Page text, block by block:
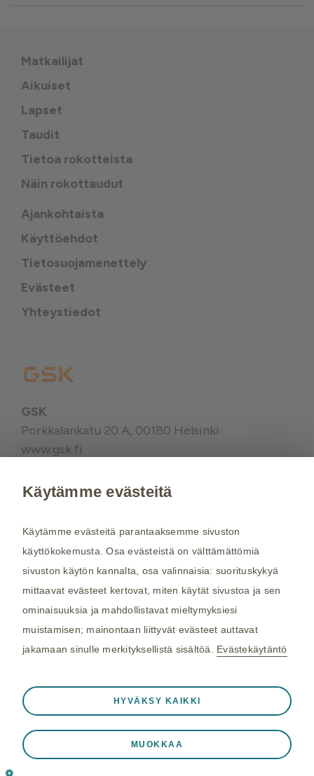
Matkailijat
Aikuiset
Lapset
Taudit
Tietoa rokotteista
Näin rokottaudut
Ajankohtaista
Käyttöehdot
Tietosuojamenettely
Evästeet
Yhteystiedot
GSK
Porkkalankatu 20 A, 00180 Helsinki
www.gsk.fi
ammattilaiselta. Rokotussuositukset perustuvat
THL:nsuosituksiin. Maakohtaiset
rokotussuositukset perustuvatMatkailijan
terveysoppaaseen, jota toimittaa Kustannus Oy
Duodecim (aiemmin THL). Tarkistamme
maakohtaiset rokotesuositukset kahdesti
vuodessa.
4/2024 NP-FI-VX-WCNT-210014
Viimeisin päivitys 29.04.2024
Käytämme evästeitä
Käytämme evästeitä parantaaksemme sivuston
käyttökokemusta. Osa evästeistä on välttämättömiä
sivuston käytön kannalta, osa valinnaisia: suorituskykyä
mittaavat evästeet kertovat, miten käytät sivustoa ja sen
ominaisuuksia ja mahdollistavat mieltymyksiesi
muistamisen; mainontaan liittyvät evästeet auttavat
jakamaan sinulle merkityksellistä sisältöä. Evästekäytäntö
Välttämättömät evästeet ❮
kuten istuntotietojen tallennukseen vierailun
aikana, eväste- ja tag-asetusten hallintaan
MUOKKAA
HYVÄKSY KAIKKI